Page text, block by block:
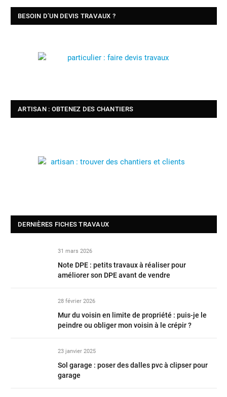
BESOIN D’UN DEVIS TRAVAUX ?
ARTISAN : OBTENEZ DES CHANTIERS
DERNIÈRES FICHES TRAVAUX
31 mars 2026
Note DPE : petits travaux à réaliser pour
améliorer son DPE avant de vendre
28 février 2026
Mur du voisin en limite de propriété : puis-je le
peindre ou obliger mon voisin à le crépir ?
23 janvier 2025
Sol garage : poser des dalles pvc à clipser pour
garage